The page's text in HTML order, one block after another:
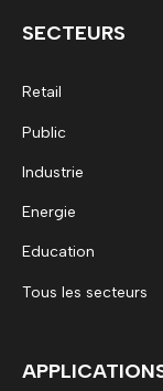
SECTEURS
Retail
Public
Industrie
Energie
Education
Tous les secteurs